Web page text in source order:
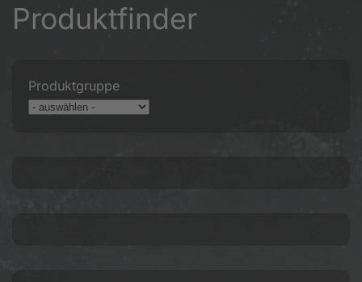
Produktfinder
Produktgruppe